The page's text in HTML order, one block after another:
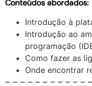
Conteúdos abordados:
Intro­du­ção à
Intro­du­ção ao
programação
Como fazer as
Onde encontrar
– – – – – – – – – – –